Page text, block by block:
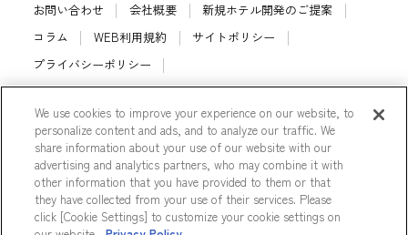
お問い合わせ 会社概要
新規ホテル開発のご提案
コラム
WEB利用規約
サイトポリシー
プライバシーポリシー
カスタマーハラスメントに対する基本方針
法人契約
宿泊約款
会員規約
サイトマップ
相鉄ホテルズ パートナーホテル加盟募集のご案内
採用情報
Cookie Settings
We use cookies to improve your experience on our website, to
personalize content and ads, and to analyze our traffic. We
share information about your use of our website with our
advertising and analytics partners, who may combine it with
other information that you have provided to them or that
they have collected from your use of their services. Please
click [Cookie Settings] to customize your cookie settings on